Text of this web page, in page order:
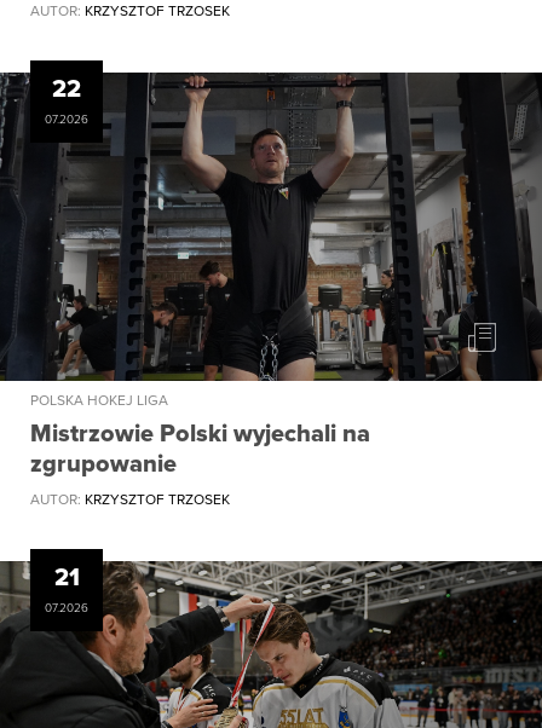
AUTOR: KRZYSZTOF TRZOSEK
22
07.2026
POLSKA HOKEJ LIGA
Mistrzowie Polski wyjechali na
zgrupowanie
AUTOR: KRZYSZTOF TRZOSEK
21
07.2026